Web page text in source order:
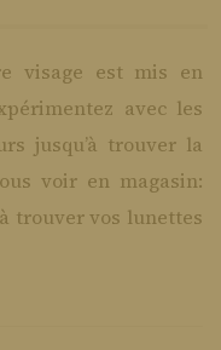
visage est mis en
avec les
jusqu’à trouver la
voir en magasin:
trouver vos lunettes